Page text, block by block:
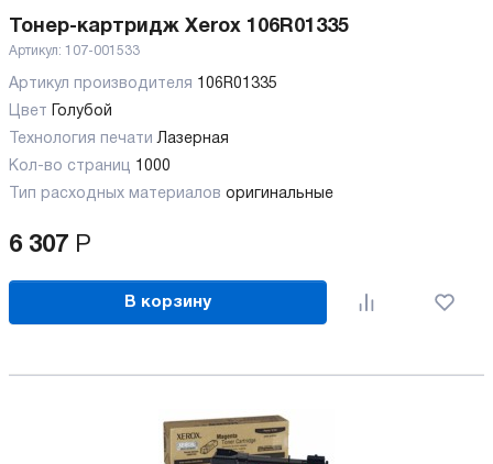
Тонер-картридж Xerox 106R01335
Артикул: 107-001533
Артикул производителя
106R01335
Цвет
Голубой
Технология печатиЛазерная
Кол-во страниц 1000
Тип расходных материалов оригинальные
6 307 Р
В корзину